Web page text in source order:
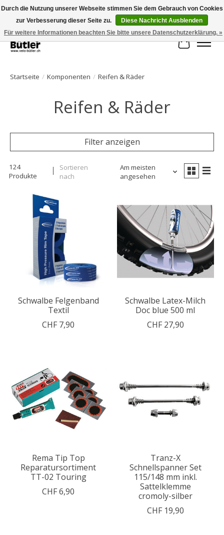
Große Auswahl an Produkten und schneller Versand!
Ihr
Startseite / Komponenten / Reifen & Räder
Reifen & Räder
Filter anzeigen
124
Produkte
Sortieren
nach
Am meisten
angesehen
Schwalbe Felgenband
Textil
CHF 7,90
Schwalbe Latex-Milch
Doc blue 500 ml
CHF 27,90
Rema Tip Top
Reparatursortiment
TT-02 Touring
CHF 6,90
Tranz-X
Schnellspanner Set
115/148 mm inkl.
Sattelklemme
cromoly-silber
CHF 19,90
Durch die Nutzung unserer Webseite stimmen Sie dem Gebrauch von Cookies
zur Verbesserung dieser Seite zu.
Diese Nachricht Ausblenden
Für weitere Informationen beachten Sie bitte unsere Datenschutzerklärung. »